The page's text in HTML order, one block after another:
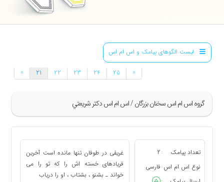
لیست الگوهای پیامک و اس ام اس
گروه اس ام اس سخنان بزرگان / اس ام اس دكتر شريعتي
» 21 22 23 24 25 «
تعداد پیامک :
2
نوع اس ام اس : فارسی
غریقی در طوفان تنها مانده است آخرین
فریادهای خسته اش را که تو را می
خواند ـ بشنو ، بشتاب ، او را دریاب